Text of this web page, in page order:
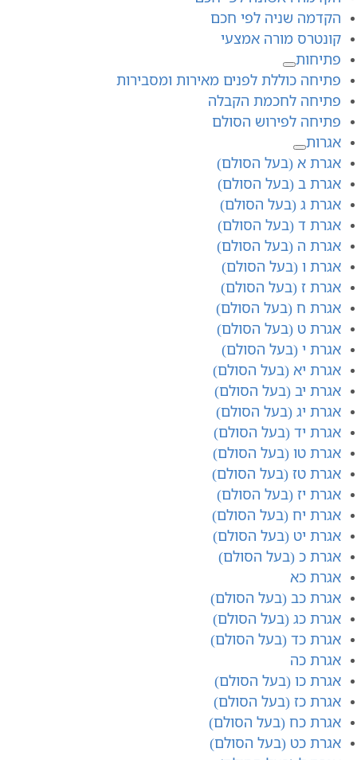
הקדמה שניה לפי חכם
קונטרס מורה אמצעי
פתיחות
פתיחה כוללת לפנים מאירות ומסבירות
פתיחה לחכמת הקבלה
פתיחה לפירוש הסולם
אגרות
אגרת א (בעל הסולם)
אגרת ב (בעל הסולם)
אגרת ג (בעל הסולם)
אגרת ד (בעל הסולם)
אגרת ה (בעל הסולם)
אגרת ו (בעל הסולם)
אגרת ז (בעל הסולם)
אגרת ח (בעל הסולם)
אגרת ט (בעל הסולם)
אגרת י (בעל הסולם)
אגרת יא (בעל הסולם)
אגרת יב (בעל הסולם)
אגרת יג (בעל הסולם)
אגרת יד (בעל הסולם)
אגרת טו (בעל הסולם)
אגרת טז (בעל הסולם)
אגרת יז (בעל הסולם)
אגרת יח (בעל הסולם)
אגרת יט (בעל הסולם)
אגרת כ (בעל הסולם)
אגרת כא
אגרת כב (בעל הסולם)
אגרת כג (בעל הסולם)
אגרת כד (בעל הסולם)
אגרת כה
אגרת כו (בעל הסולם)
אגרת כז (בעל הסולם)
אגרת כח (בעל הסולם)
אגרת כט (בעל הסולם)